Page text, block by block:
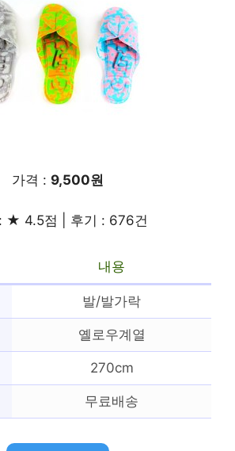
가격 : 9,500원
★ 4.5점 | 후기 : 676건
내용
발/발가락
옐로우계열
270cm
무료배송